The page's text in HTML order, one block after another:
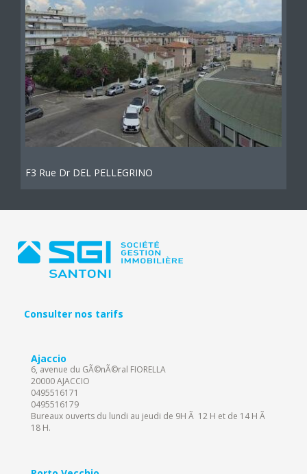
F3 Rue Dr DEL PELLEGRINO
Consulter nos tarifs
Ajaccio
6, avenue du GÃ©nÃ©ral FIORELLA
20000 AJACCIO
0495516171
0495516179
Bureaux ouverts du lundi au jeudi de 9H Ã 12 H et de 14 H Ã
18 H.